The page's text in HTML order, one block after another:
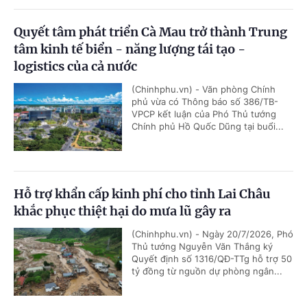
Quyết tâm phát triển Cà Mau trở thành Trung
tâm kinh tế biển - năng lượng tái tạo -
logistics của cả nước
(Chinhphu.vn) - Văn phòng Chính
phủ vừa có Thông báo số 386/TB-
VPCP kết luận của Phó Thủ tướng
Chính phủ Hồ Quốc Dũng tại buổi...
Hỗ trợ khẩn cấp kinh phí cho tỉnh Lai Châu
khắc phục thiệt hại do mưa lũ gây ra
(Chinhphu.vn) - Ngày 20/7/2026, Phó
Thủ tướng Nguyễn Văn Thắng ký
Quyết định số 1316/QĐ-TTg hỗ trợ 50
tỷ đồng từ nguồn dự phòng ngân...